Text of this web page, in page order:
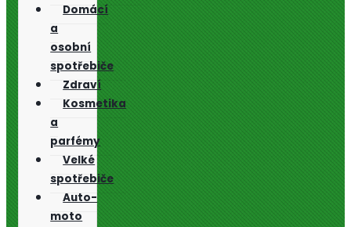
Domácí
a
osobní
spotřebiče
Zdraví
Kosmetika
a
parfémy
Velké
spotřebiče
Auto-
moto